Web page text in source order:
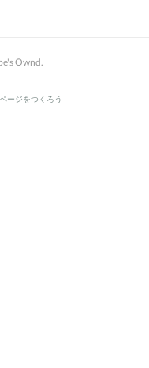
Ownd.
ージをつくろう